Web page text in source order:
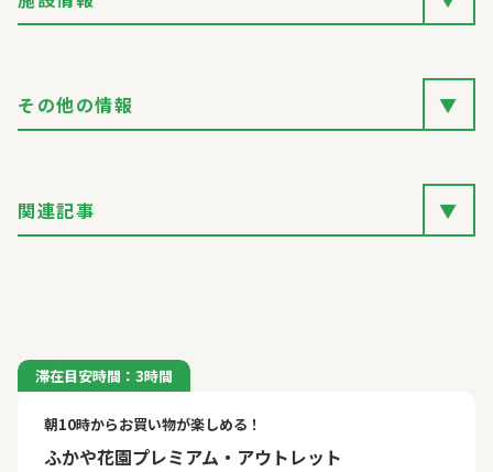
その他の情報 ▼
関連記事 ▼
滞在目安時間：3時間
朝10時からお買い物が楽しめる！
ふかや花園プレミアム・アウトレット